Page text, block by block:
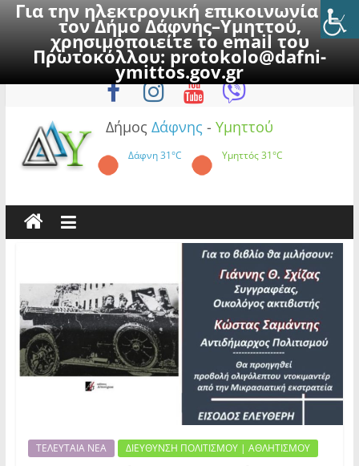
Για την ηλεκτρονική επικοινωνία με
τον Δήμο Δάφνης–Υμηττού,
χρησιμοποιείτε το email του
Πρωτοκόλλου:protokolo@dafni-
ymittos.gov.gr
to
Κυριακή, 9 Αυγούστου 2026
Δήμος Δάφνης - Υμηττού
Δάφνη31°C Υμηττός31°C
ΤΕΛΕΥΤΑΙΑ ΝΕΑ ΔΙΕΥΘΥΝΣΗ ΠΟΛΙΤΙΣΜΟΥ | ΑΘΛΗΤΙΣΜΟΥ